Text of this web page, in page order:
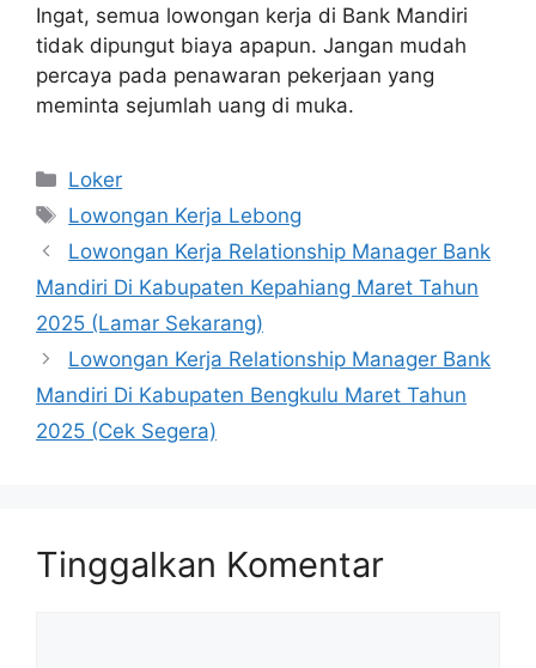
Ingat, semua lowongan kerja di Bank Mandiri
tidak dipungut biaya apapun. Jangan mudah
percaya pada penawaran pekerjaan yang
meminta sejumlah uang di muka.
Kategori
Loker
Tag
Lowongan Kerja Lebong
Lowongan Kerja Relationship Manager Bank
Mandiri Di Kabupaten Kepahiang Maret Tahun
2025 (Lamar Sekarang)
Lowongan Kerja Relationship Manager Bank
Mandiri Di Kabupaten Bengkulu Maret Tahun
2025 (Cek Segera)
Tinggalkan Komentar